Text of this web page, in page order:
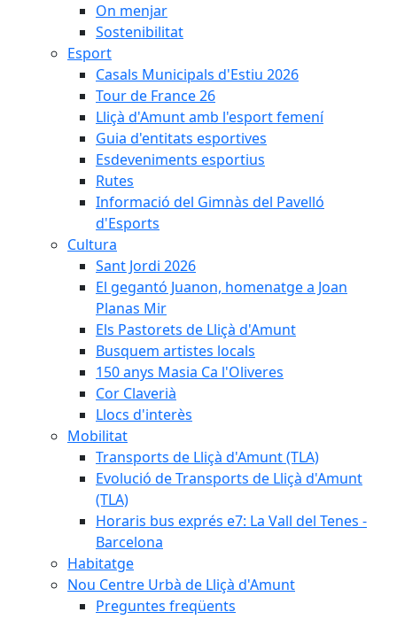
On menjar
Sostenibilitat
Esport
Casals Municipals d'Estiu 2026
Tour de France 26
Lliçà d'Amunt amb l'esport femení
Guia d'entitats esportives
Esdeveniments esportius
Rutes
Informació del Gimnàs del Pavelló
d'Esports
Cultura
Sant Jordi 2026
El gegantó Juanon, homenatge a Joan
Planas Mir
Els Pastorets de Lliçà d'Amunt
Busquem artistes locals
150 anys Masia Ca l'Oliveres
Cor Claverià
Llocs d'interès
Mobilitat
Transports de Lliçà d'Amunt (TLA)
Evolució de Transports de Lliçà d'Amunt
(TLA)
Horaris bus exprés e7: La Vall del Tenes -
Barcelona
Habitatge
Nou Centre Urbà de Lliçà d'Amunt
Preguntes freqüents